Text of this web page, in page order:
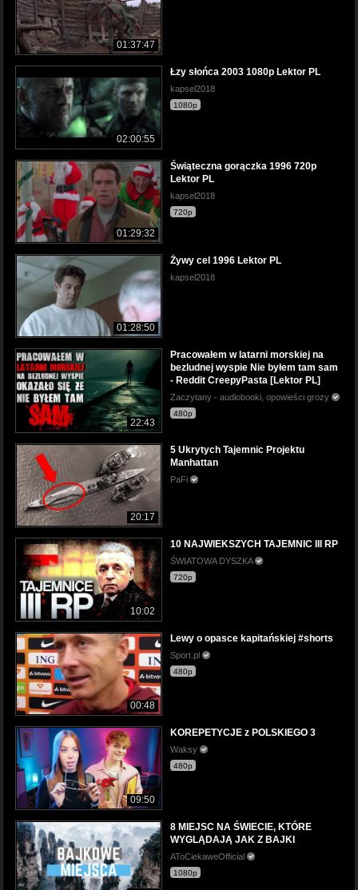
01:37:47
02:00:55
Łzy słońca 2003 1080p Lektor PL
kapsel2018
1080p
01:29:32
Świąteczna gorączka 1996 720p
Lektor PL
kapsel2018
720p
01:28:50
Żywy cel 1996 Lektor PL
kapsel2018
22:43
Pracowałem w latarni morskiej na
bezludnej wyspie Nie byłem tam sam
- Reddit CreepyPasta [Lektor PL]
Zaczytany - audiobooki, opowieści grozy
480p
20:17
5 Ukrytych Tajemnic Projektu
Manhattan
PaFi
10:02
10 NAJWIEKSZYCH TAJEMNIC III RP
ŚWIATOWA DYSZKA
720p
00:48
Lewy o opasce kapitańskiej #shorts
Sport.pl
480p
09:50
KOREPETYCJE z POLSKIEGO 3
Waksy
480p
8 MIEJSC NA ŚWIECIE, KTÓRE
WYGLĄDAJĄ JAK Z BAJKI
AToCiekaweOfficial
1080p